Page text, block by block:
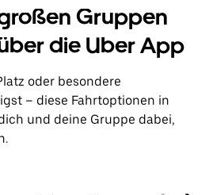
Gruppen
die Uber App
oder besondere
– diese Fahrtoptionen in
und deine Gruppe dabei,